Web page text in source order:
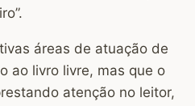
áreas de atuação de
ao livro livre, mas que o
atenção no leitor,